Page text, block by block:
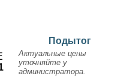
Подытог
Актуальные цены
уточняйте у
администратора.